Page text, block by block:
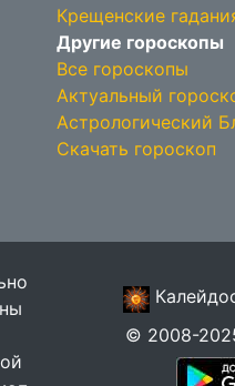
Крещенские
Другие гороскопы
Все гороскопы
Актуальный
Астрологический
Скачать гороскоп
© 2008-